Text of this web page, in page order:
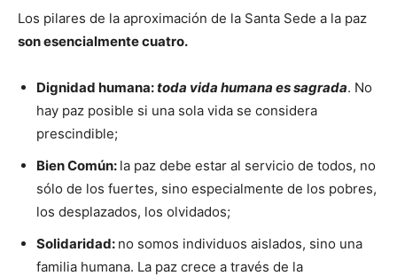
Los pilares de la aproximación de la Santa Sede a la paz
son esencialmente cuatro.
Dignidad humana:toda vida humana es sagrada. No
hay paz posible si una sola vida se considera
prescindible;
Bien Común: la paz debe estar al servicio de todos, no
sólo de los fuertes, sino especialmente de los pobres,
los desplazados, los olvidados;
Solidaridad: no somos individuos aislados, sino una
familia humana. La paz crece a través de la